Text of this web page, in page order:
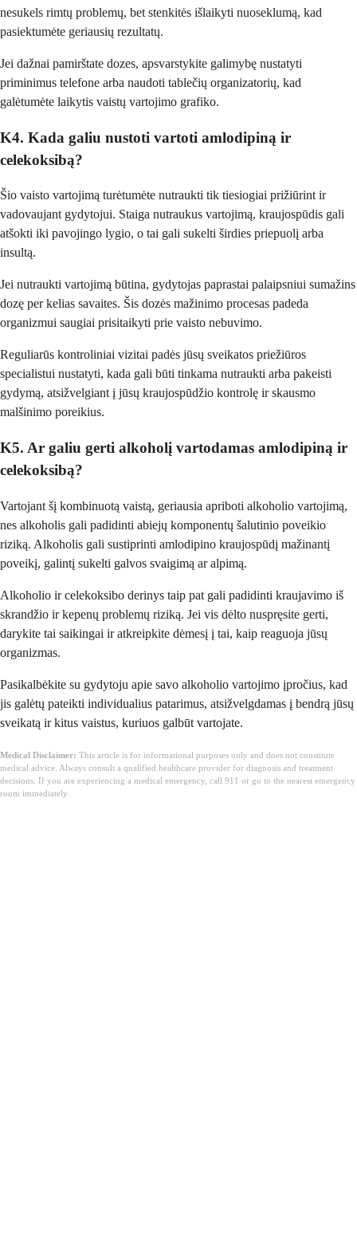
nesukels rimtų problemų, bet stenkitės išlaikyti nuoseklumą, kad
pasiektumėte geriausių rezultatų.
Jei dažnai pamirštate dozes, apsvarstykite galimybę nustatyti
priminimus telefone arba naudoti tablečių organizatorių, kad
galėtumėte laikytis vaistų vartojimo grafiko.
K4. Kada galiu nustoti vartoti amlodipiną ir
celekoksibą?
Šio vaisto vartojimą turėtumėte nutraukti tik tiesiogiai prižiūrint ir
vadovaujant gydytojui. Staiga nutraukus vartojimą, kraujospūdis gali
atšokti iki pavojingo lygio, o tai gali sukelti širdies priepuolį arba
insultą.
Jei nutraukti vartojimą būtina, gydytojas paprastai palaipsniui sumažins
dozę per kelias savaites. Šis dozės mažinimo procesas padeda
organizmui saugiai prisitaikyti prie vaisto nebuvimo.
Reguliarūs kontroliniai vizitai padės jūsų sveikatos priežiūros
specialistui nustatyti, kada gali būti tinkama nutraukti arba pakeisti
gydymą, atsižvelgiant į jūsų kraujospūdžio kontrolę ir skausmo
malšinimo poreikius.
K5. Ar galiu gerti alkoholį vartodamas amlodipiną ir
celekoksibą?
Vartojant šį kombinuotą vaistą, geriausia apriboti alkoholio vartojimą,
nes alkoholis gali padidinti abiejų komponentų šalutinio poveikio
riziką. Alkoholis gali sustiprinti amlodipino kraujospūdį mažinantį
poveikį, galintį sukelti galvos svaigimą ar alpimą.
Alkoholio ir celekoksibo derinys taip pat gali padidinti kraujavimo iš
skrandžio ir kepenų problemų riziką. Jei vis dėlto nuspręsite gerti,
darykite tai saikingai ir atkreipkite dėmesį į tai, kaip reaguoja jūsų
organizmas.
Pasikalbėkite su gydytoju apie savo alkoholio vartojimo įpročius, kad
jis galėtų pateikti individualius patarimus, atsižvelgdamas į bendrą jūsų
sveikatą ir kitus vaistus, kuriuos galbūt vartojate.
Medical Disclaimer: This article is for informational purposes only and does not constitute
medical advice. Always consult a qualified healthcare provider for diagnosis and treatment
decisions. If you are experiencing a medical emergency, call 911 or go to the nearest emergency
room immediately.